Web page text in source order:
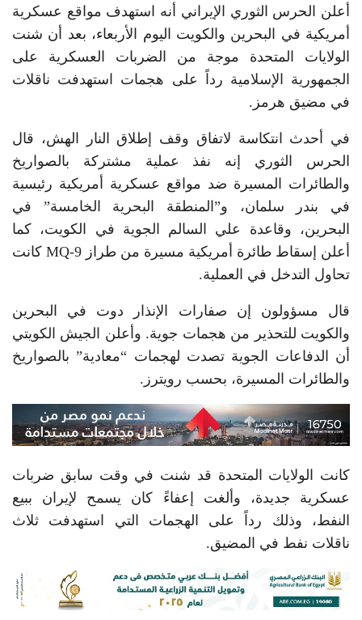
أعلن الحرس الثوري الإيراني أنه استهدف مواقع عسكرية
أمريكية في البحرين والكويت اليوم الأربعاء، بعد أن شنت
الولايات المتحدة موجة من الضربات العسكرية على
الجمهورية الإسلامية رداً على هجمات استهدفت ناقلات
في مضيق هرمز.
في أحدث انتكاسة لاتفاق وقف إطلاق النار الهش، قال
الحرس الثوري إنه نفذ عملية مشتركة بالصواريخ
والطائرات المسيرة ضد مواقع عسكرية أمريكية رئيسية
في بندر سلمان، و”المنطقة البحرية الخامسة” في
البحرين، وقاعدة علي السالم الجوية في الكويت، كما
أعلن إسقاط طائرة أمريكية مسيرة من طراز MQ-9 كانت
تحاول التدخل في العملية.
قال مسؤولون إن صفارات الإنذار دوت في البحرين
والكويت للتحذير من هجمات جوية. وأعلن الجيش الكويتي
أن الدفاعات الجوية تصدت لهجمات “معادية” بالصواريخ
والطائرات المسيرة، بحسب رويترز.
كانت الولايات المتحدة قد شنت في وقت سابق ضربات
عسكرية جديدة، وألغت إعفاءً كان يسمح لإيران ببيع
النفط، وذلك رداً على الهجمات التي استهدفت ثلاث
ناقلات نفط في المضيق.